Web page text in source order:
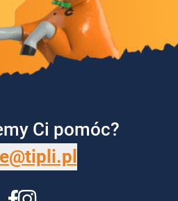
Ci pomóc?